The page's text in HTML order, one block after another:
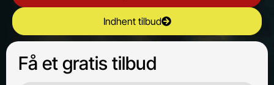
Indhent tilbud
Få et gratis tilbud